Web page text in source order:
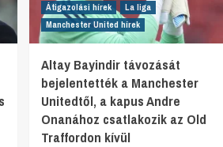
Átigazolási hírek
La liga
Manchester United hírek
Altay Bayindir távozását
bejelentették a Manchester
Unitedtől, a kapus Andre
Onanához csatlakozik az Old
Traffordon kívül